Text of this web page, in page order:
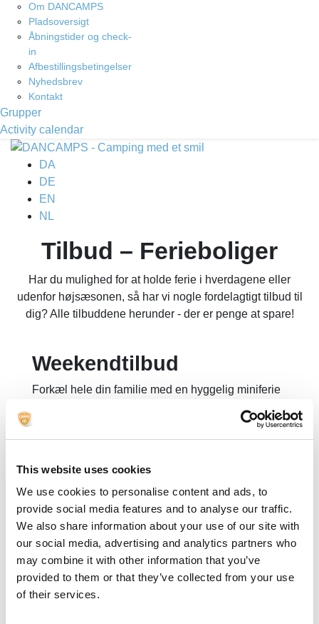
This website uses cookies
We use cookies to personalise content and ads, to
provide social media features and to analyse our traffic.
We also share information about your use of our site with
our social media, advertising and analytics partners who
may combine it with other information that you’ve
provided to them or that they’ve collected from your use
of their services.
Om DANCAMPS
Pladsoversigt
Åbningstider og check-
in
Afbestillingsbetingelser
Nyhedsbrev
Kontakt
Grupper
Activity calendar
DA
DE
EN
NL
Tilbud – Ferieboliger
Har du mulighed for at holde ferie i hverdagene eller
udenfor højsæsonen, så har vi nogle fordelagtigt tilbud til
dig? Alle tilbuddene herunder - der er penge at spare!
Weekendtilbud
Forkæl hele din familie med en hyggelig miniferie
Inkluderer:
3 dage/2 nætter i feriehytte eller i et mobile
home.
Mulighed for tilkøb ekstra stor mobile home
med 3 soveværelser til max 7 pers. mod
tillæg kr. 500,- pr. ophold
Ubegrænset entré til lækkert indendørs
badeland for hele familien.